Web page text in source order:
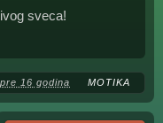
sveca!
pre 16 godina MOTIKA